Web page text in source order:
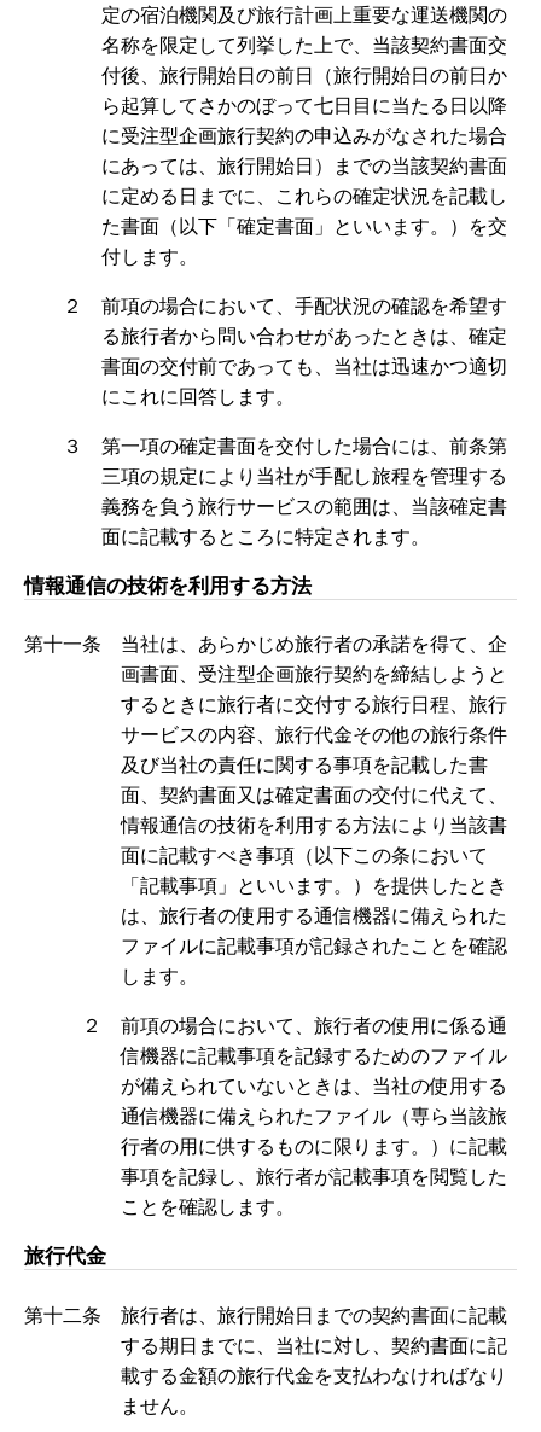
定の宿泊機関及び旅行計画上重要な運送機関の
名称を限定して列挙した上で、当該契約書面交
付後、旅行開始日の前日（旅行開始日の前日か
ら起算してさかのぼって七日目に当たる日以降
に受注型企画旅行契約の申込みがなされた場合
にあっては、旅行開始日）までの当該契約書面
に定める日までに、これらの確定状況を記載し
た書面（以下「確定書面」といいます。）を交
付します。
２ 前項の場合において、手配状況の確認を希望す
る旅行者から問い合わせがあったときは、確定
書面の交付前であっても、当社は迅速かつ適切
にこれに回答します。
３ 第一項の確定書面を交付した場合には、前条第
三項の規定により当社が手配し旅程を管理する
義務を負う旅行サービスの範囲は、当該確定書
面に記載するところに特定されます。
情報通信の技術を利用する方法
第十一条 当社は、あらかじめ旅行者の承諾を得て、企
画書面、受注型企画旅行契約を締結しようと
するときに旅行者に交付する旅行日程、旅行
サービスの内容、旅行代金その他の旅行条件
及び当社の責任に関する事項を記載した書
面、契約書面又は確定書面の交付に代えて、
情報通信の技術を利用する方法により当該書
面に記載すべき事項（以下この条において
「記載事項」といいます。）を提供したとき
は、旅行者の使用する通信機器に備えられた
ファイルに記載事項が記録されたことを確認
します。
２ 前項の場合において、旅行者の使用に係る通
信機器に記載事項を記録するためのファイル
が備えられていないときは、当社の使用する
通信機器に備えられたファイル（専ら当該旅
行者の用に供するものに限ります。）に記載
事項を記録し、旅行者が記載事項を閲覧した
ことを確認します。
旅行代金
第十二条 旅行者は、旅行開始日までの契約書面に記載
する期日までに、当社に対し、契約書面に記
載する金額の旅行代金を支払わなければなり
ません。